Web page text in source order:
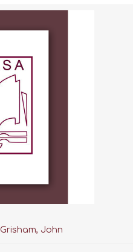
Grisham, John